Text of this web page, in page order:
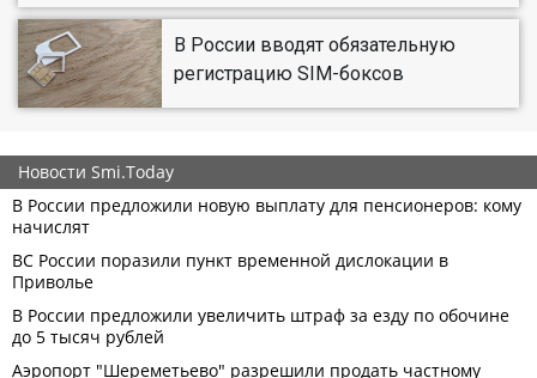
В России вводят обязательную
регистрацию SIM-боксов